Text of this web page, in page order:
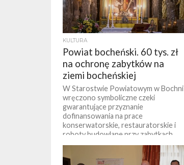
KULTURA
Powiat bocheński. 60 tys. zł
na ochronę zabytków na
ziemi bocheńskiej
W Starostwie Powiatowym w Bochni
wręczono symboliczne czeki
gwarantujące przyznanie
dofinansowania na prace
konserwatorskie, restauratorskie i
roboty budowlane przy zabytkach
wpisanych do...